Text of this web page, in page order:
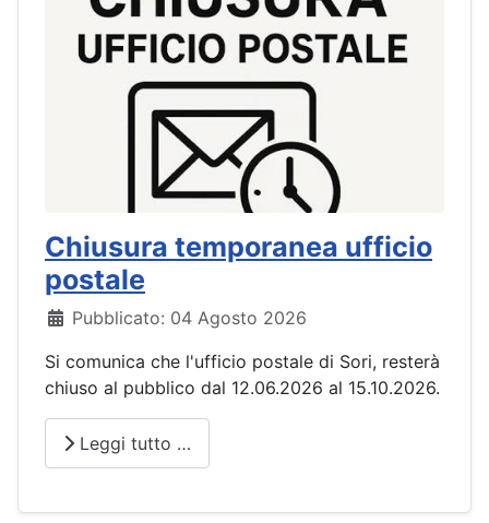
Chiusura temporanea ufficio
postale
Dettagli
Pubblicato: 04 Agosto 2026
Si comunica che l'ufficio postale di Sori, resterà
chiuso al pubblico dal 12.06.2026 al 15.10.2026.
Leggi tutto …